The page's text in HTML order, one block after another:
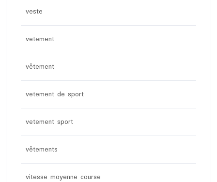
veste
vetement
vêtement
vetement de sport
vetement sport
vêtements
vitesse moyenne course